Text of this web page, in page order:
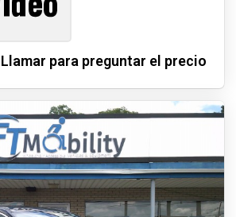
Llamar para preguntar el precio